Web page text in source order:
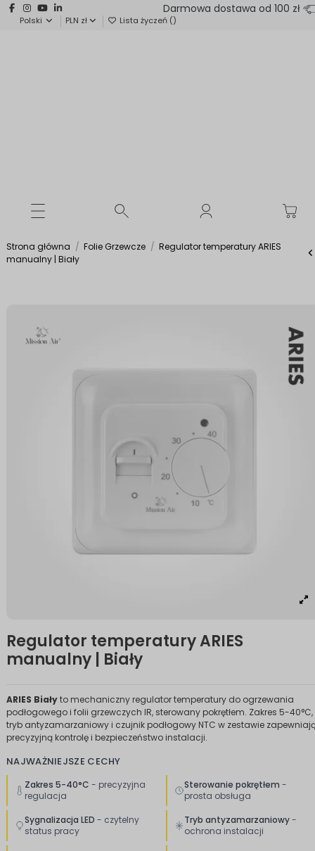
Darmowa dostawa od 100 zł
Polski PLN zł Lista życzeń ()
Strona główna Folie Grzewcze
Regulator temperatury ARIES
manualny | Biały
Regulator temperatury ARIES
manualny | Biały
ARIES Białyto mechaniczny regulator temperatury do ogrzewania
podłogowego i folii grzewczych IR, sterowany pokrętłem. Zakres 5-40°C,
tryb antyzamarzaniowy i czujnik podłogowy NTC w zestawie
precyzyjną kontrolę i bezpieczeństwo instalacji.
NAJWAŻNIEJSZE CECHY
Zakres 5-40°C - precyzyjna
regulacja
Sterowanie pokrętłem -
prosta obsługa
Sygnalizacja LED - czytelny
status pracy
Tryb antyzamarzaniowy-
ochrona instalacji